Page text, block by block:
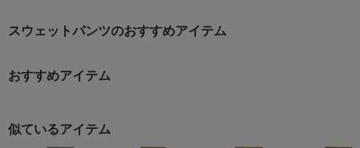
スウェットパンツのおすすめアイテム
おすすめアイテム